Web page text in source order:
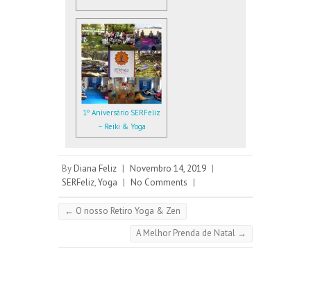
1º Aniversário SERFeliz
– Reiki & Yoga
By Diana Feliz | Novembro 14, 2019 |
SERFeliz,Yoga | No Comments |
← O nosso Retiro Yoga & Zen
A Melhor Prenda de Natal →